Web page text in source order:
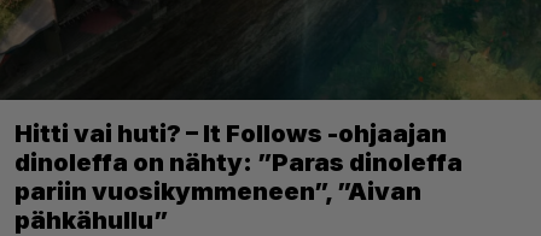
Hitti vai huti? – It Follows -ohjaajan
dinoleffa on nähty: ”Paras dinoleffa
pariin vuosikymmeneen”, ”Aivan
pähkähullu”